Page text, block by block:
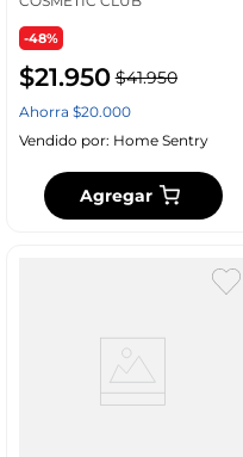
-48%
$21.950 $41.950
Ahorra $20.000
Vendido por: Home Sentry
Agregar